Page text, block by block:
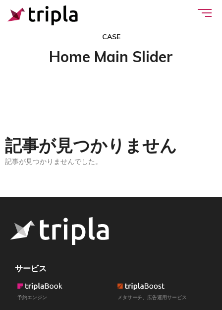
CASE
Home Main Slider
記事が見つかりません
記事が見つかりませんでした。
サービス
予約エンジン メタサーチ、広告運用サービス